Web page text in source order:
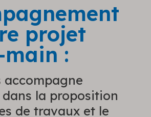
projet
:
accompagne
la proposition
de travaux et le